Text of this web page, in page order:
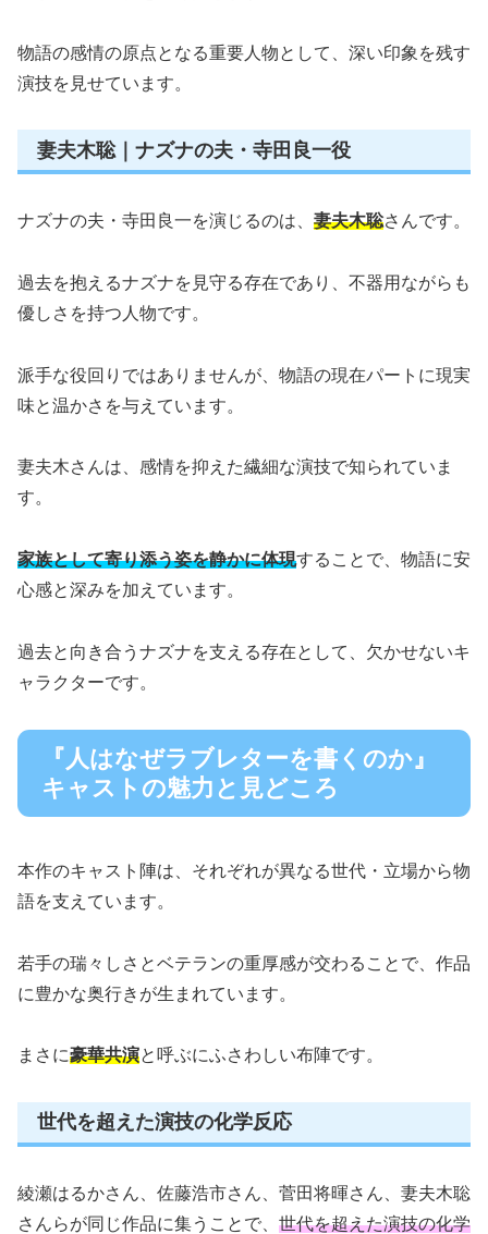
物語の感情の原点となる重要人物として、深い印象を残す
演技を見せています。
妻夫木聡｜ナズナの夫・寺田良一役
ナズナの夫・寺田良一を演じるのは、 妻夫木聡さんです。
過去を抱えるナズナを見守る存在であり、不器用ながらも
優しさを持つ人物です。
派手な役回りではありませんが、物語の現在パートに現実
味と温かさを与えています。
妻夫木さんは、感情を抑えた繊細な演技で知られていま
す。
家族として寄り添う姿を静かに体現することで、物語に安
心感と深みを加えています。
過去と向き合うナズナを支える存在として、欠かせないキ
ャラクターです。
『人はなぜラブレターを書くのか』
キャストの魅力と見どころ
本作のキャスト陣は、それぞれが異なる世代・立場から物
語を支えています。
若手の瑞々しさとベテランの重厚感が交わることで、作品
に豊かな奥行きが生まれています。
まさに豪華共演と呼ぶにふさわしい布陣です。
世代を超えた演技の化学反応
綾瀬はるかさん、佐藤浩市さん、菅田将暉さん、妻夫木聡
さんらが同じ作品に集うことで、 世代を超えた演技の化学